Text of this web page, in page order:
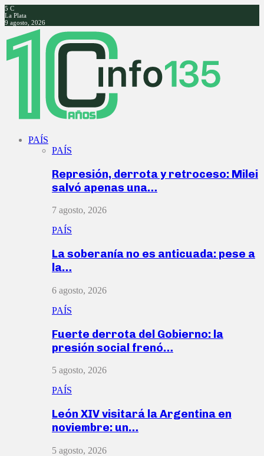
5 C
La Plata
9 agosto, 2026
Facebook
Twitter
Instagram
Youtube
PAÍS
PAÍS
Represión, derrota y retroceso: Milei
salvó apenas una…
7 agosto, 2026
PAÍS
La soberanía no es anticuada: pese a
la…
6 agosto, 2026
PAÍS
Fuerte derrota del Gobierno: la
presión social frenó…
5 agosto, 2026
PAÍS
León XIV visitará la Argentina en
noviembre: un…
5 agosto, 2026